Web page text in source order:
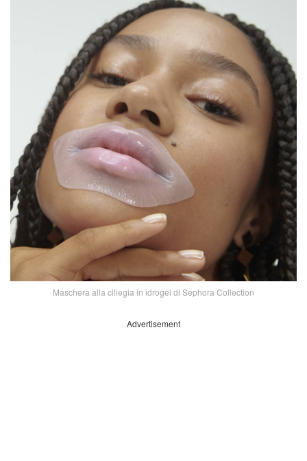
Maschera alla ciliegia in idrogel di Sephora Collection
Advertisement